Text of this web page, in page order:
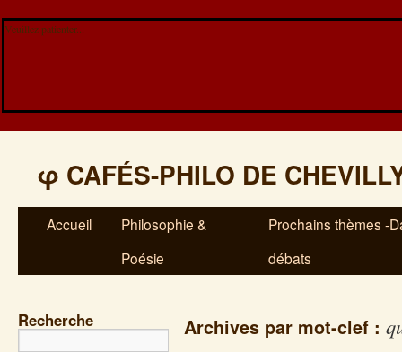
Veuillez patienter...
φ CAFÉS-PHILO DE
Accueil
Philosophie &
Poésie
Prochains thèmes -
débats
Recherche Archives par mot-clef :